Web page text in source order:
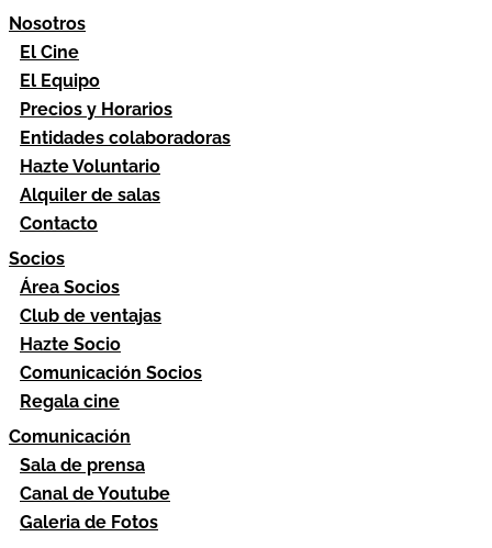
Nosotros
El Cine
El Equipo
Precios y Horarios
Entidades colaboradoras
Hazte Voluntario
Alquiler de salas
Contacto
Socios
Área Socios
Club de ventajas
Hazte Socio
Comunicación Socios
Regala cine
Comunicación
Sala de prensa
Canal de Youtube
Galeria de Fotos